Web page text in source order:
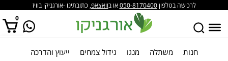
לרכישה בטלפון050-8170400או בוואצאפ, כתובתינו -אורגניקו בוויז
0
אין מוצרים בסל הקניות. חנות משתלה מנגו גידול צמחים ייעוץ והדרכה